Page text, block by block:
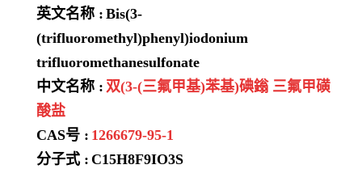
英文名称 : Bis(3-
(trifluoromethyl)phenyl)iodonium
trifluoromethanesulfonate
中文名称 : 双(3-(三氟甲基)苯基)碘鎓 三氟甲磺
酸盐
CAS号 : 1266679-95-1
分子式 : C15H8F9IO3S